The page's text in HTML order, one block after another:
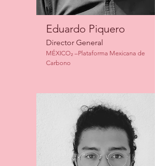
Eduardo Piquero
Director General
MÉXICO₂ –Plataforma Mexicana de
Carbono